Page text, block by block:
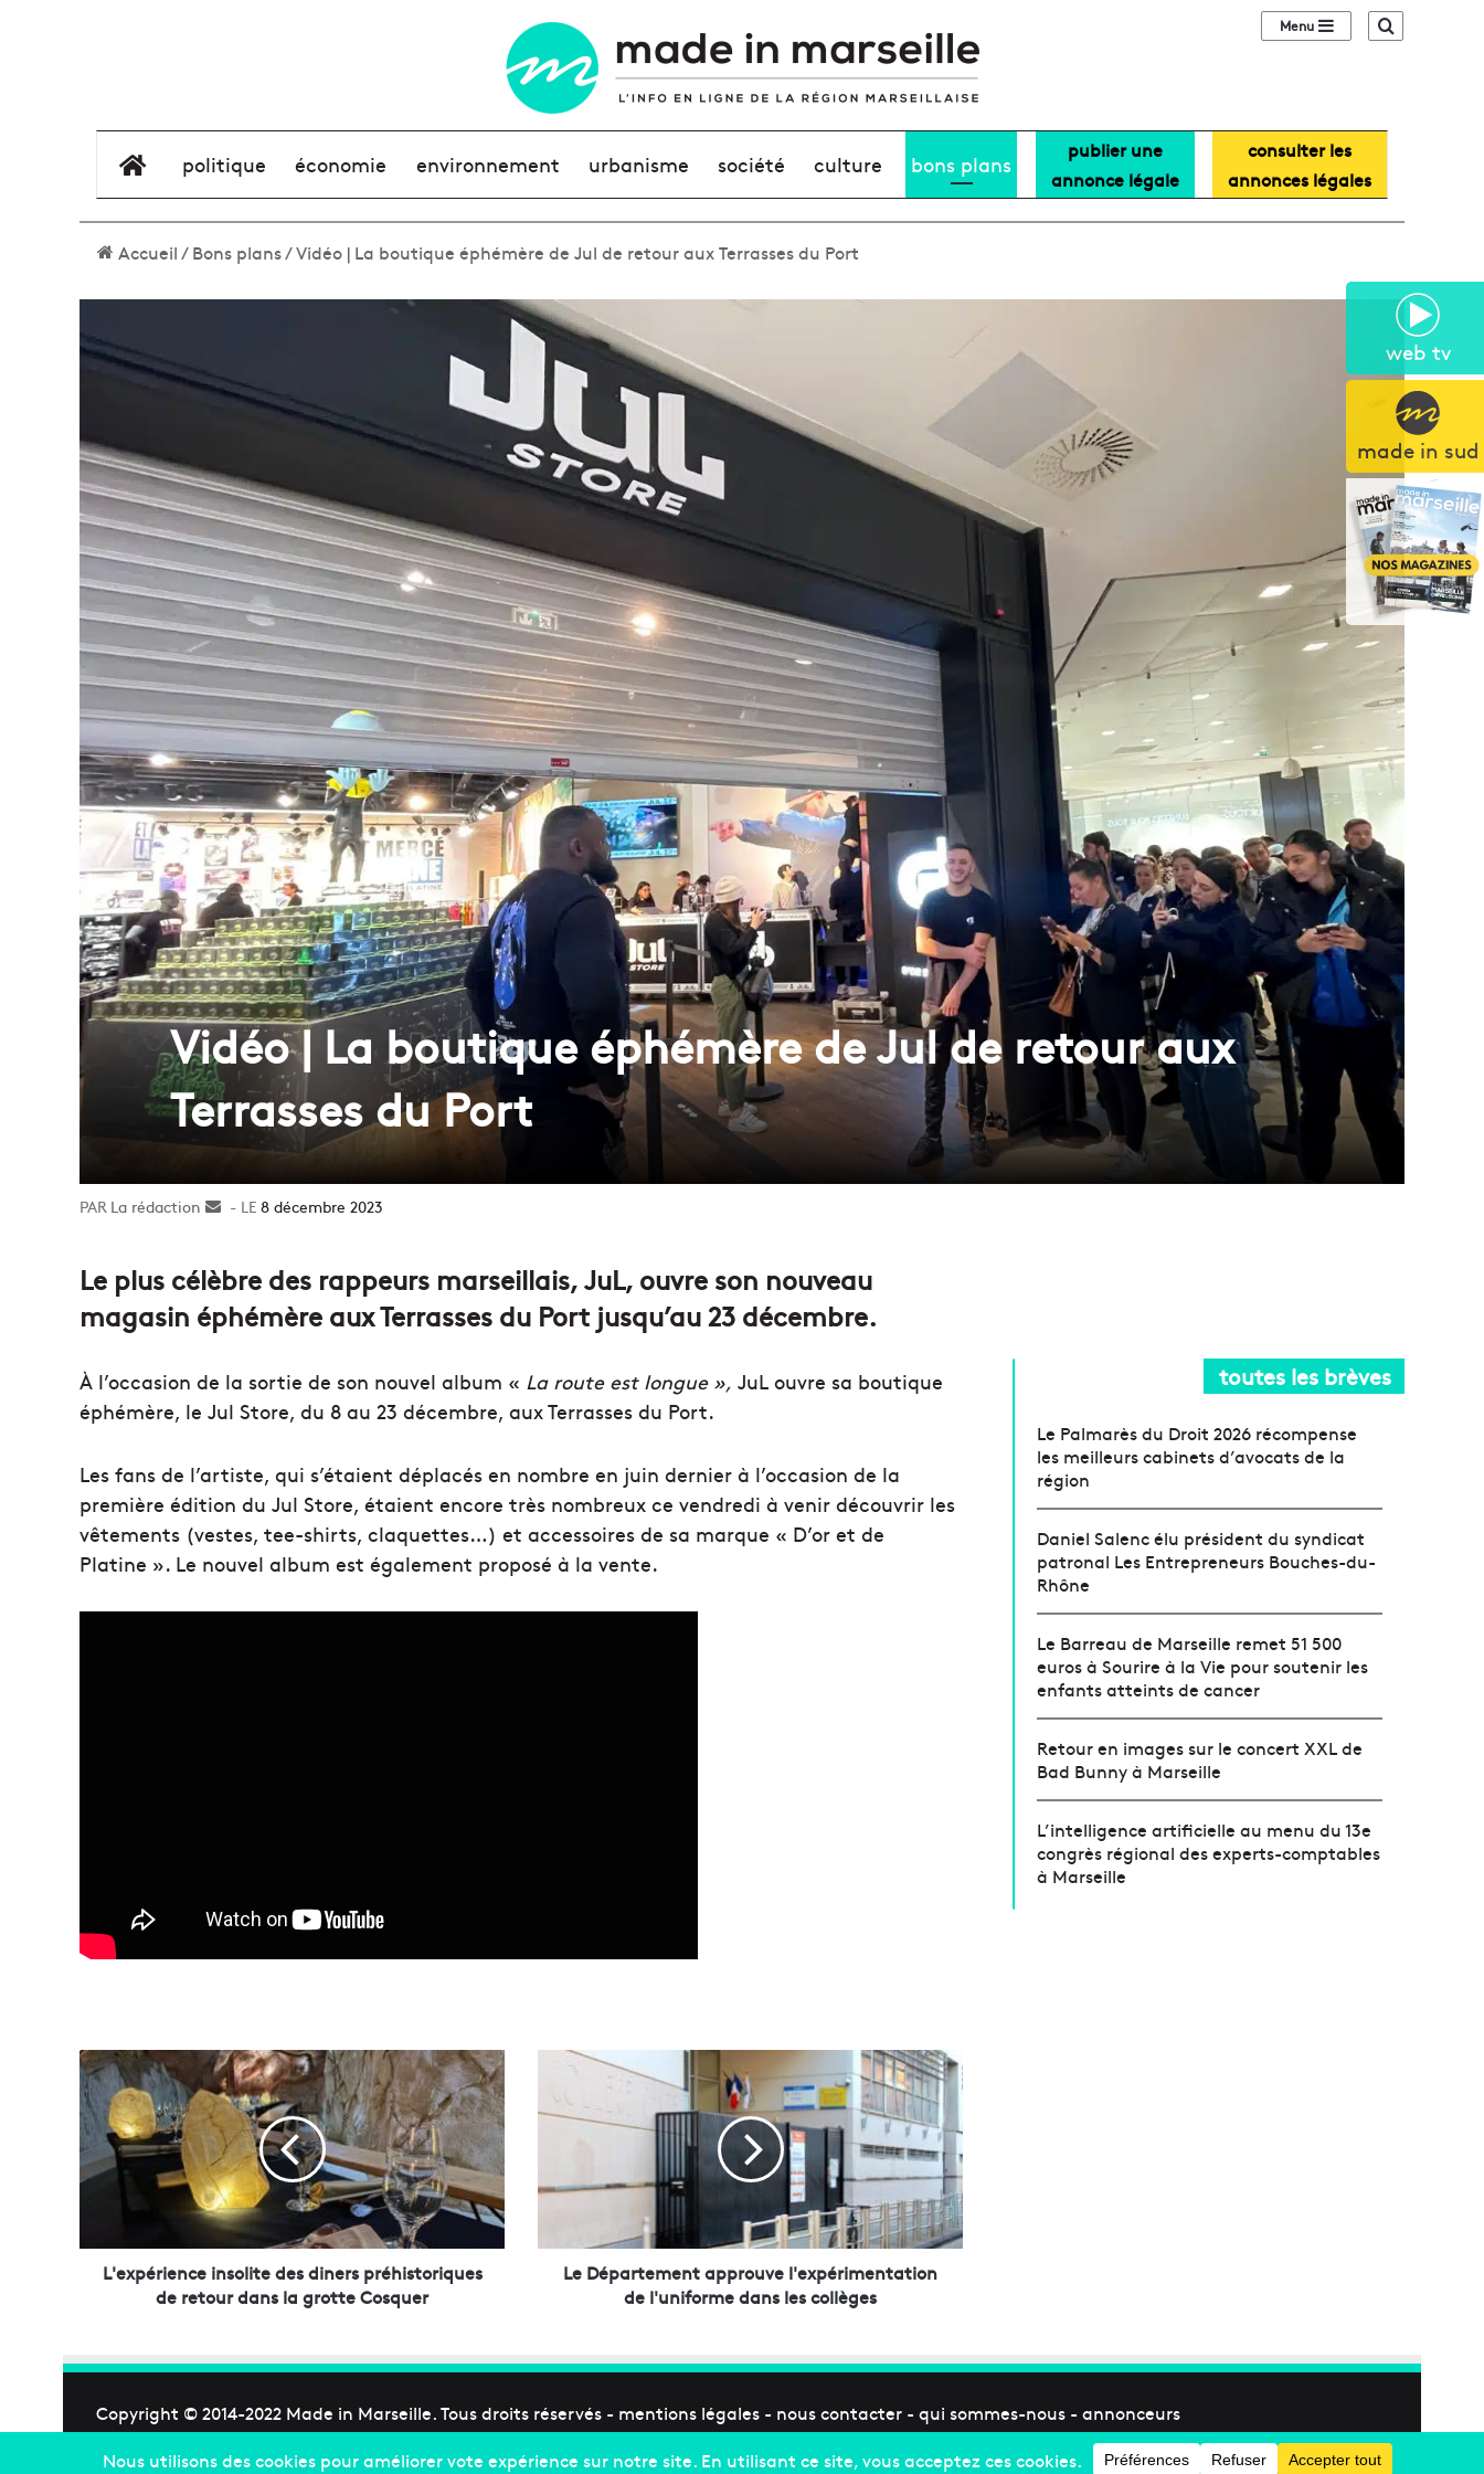
web tv
made in sud
Sidebar (barre
élément de menu
politique économie environnement urbanisme société culture bons plans
publier une
annonce légale
consulter les
annonces légales
Accueil/Bons plans/Vidéo | La boutique éphémère de Jul de retour aux Terrasses du Port
Vidéo | La boutique éphémère de Jul de retour aux
Terrasses du Port
La rédaction
Envoyer8 décembre 2023
Le plus célèbre des rappeurs marseillais, JuL, ouvre son nouveau
magasin éphémère aux Terrasses du Port jusqu’au 23 décembre.
À l’occasion de la sortie de son nouvel album « La route est longue », JuL ouvre sa boutique
éphémère, le Jul Store, du 8 au 23 décembre, aux Terrasses du Port.
Les fans de l’artiste, qui s’étaient déplacés en nombre en juin dernier à l’occasion de la
première édition du Jul Store, étaient encore très nombreux ce vendredi à venir découvrir les
vêtements (vestes, tee-shirts, claquettes…) et accessoires de sa marque « D’or et de
Platine ». Le nouvel album est également proposé à la vente.
L
'
e
x
p
é
e
n
l
L'expérience insolite des diners préhistoriques
de retour dans la grotte Cosquer
D
r
e
a
p
r
o
Le Département approuve l'expérimentation
de l'uniforme dans les collèges
toutes les brèves
Le Palmarès du Droit 2026 récompense
les meilleurs cabinets d’avocats de la
région
Daniel Salenc élu président du syndicat
patronal Les Entrepreneurs Bouches-du-
Rhône
Le Barreau de Marseille remet 51 500
euros à Sourire à la Vie pour soutenir les
enfants atteints de cancer
Retour en images sur le concert XXL de
Bad Bunny à Marseille
L’intelligence artificielle au menu du 13e
congrès régional des experts-comptables
à Marseille
Copyright © 2014-2022 Made in Marseille. Tous droits réservés - mentions légales - nous contacter - qui sommes-nous - annonceurs
Facebook
X Linkedin
YouTube
Instagram